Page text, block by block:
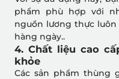
phẩm phù hợp với
nguồn lương thực luôn
hàng ngày..
4. Chất liệu cao
khỏe
Các sản phẩm thùng